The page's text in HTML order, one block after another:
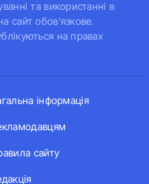
та використанні в
сайт обов'язкове.
на правах
інформація
сайту